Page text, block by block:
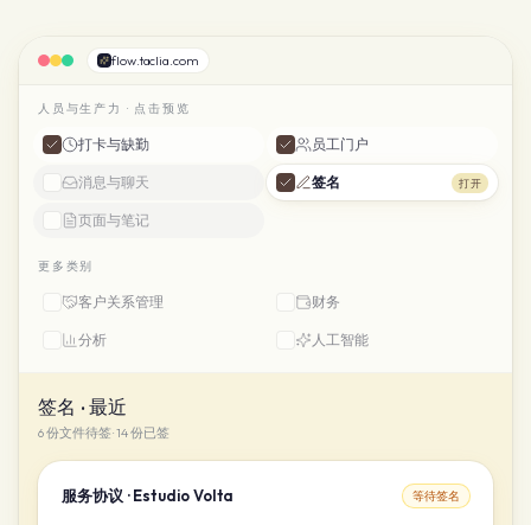
flow.taclia.com
人员与生产力 · 点击预览
打卡与缺勤 员工门户
消息与聊天 签名 打开
页面与笔记
更多类别
客户关系管理 财务
分析 人工智能
签名 · 最近
6 份文件待签 · 14 份已签
服务协议 · Estudio Volta 等待签名